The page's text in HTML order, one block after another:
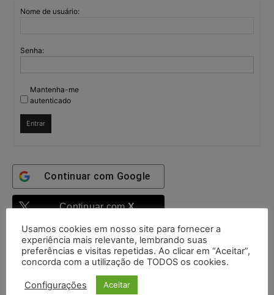
Nome de usuário:
Senha:
Mantenha-me
autenticado
Entrar
Continuar com Google
Continuar comX
Usamos cookies em nosso site para fornecer a
experiência mais relevante, lembrando suas
preferências e visitas repetidas. Ao clicar em “Aceitar”,
concorda com a utilização de TODOS os cookies.
Configurações Aceitar